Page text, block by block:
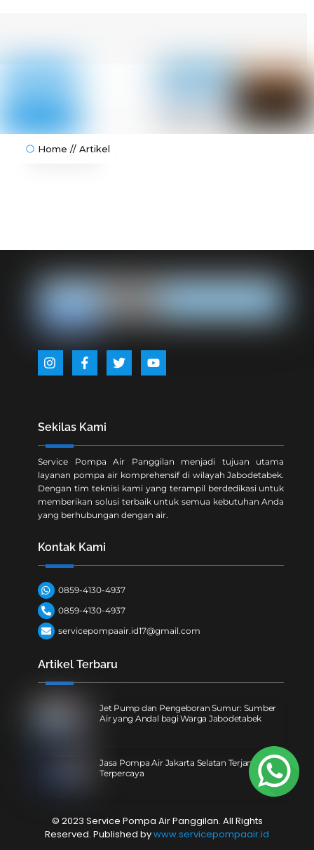
Home // Artikel
To
Icon
Icon
Icon
Icon
Sekilas Kami
Service Pompa Air Panggilan menjadi tujuan utama
layanan pompa air komprehensif di wilayah Jabodetabek.
Dengan tim teknisi kami yang terampil berdedikasi untuk
memberikan solusi terbaik untuk semua kebutuhan Anda
yang berhubungan dengan air.
Kontak Kami
0859-4130-4937
0859-4130-4937
servicepompaair.id17@gmail.com
Artikel Terbaru
Jet Pump dan Pengeboran Sumur: Sumber
Air yang Andal bagi Warga Jabodetabek
Jasa Pompa Air Jakarta Selatan Terjangkau &
Terpercaya
© 2023 Service Pompa Air Panggilan. All Rights
Reserved. Published bywww.servicepompaair.id